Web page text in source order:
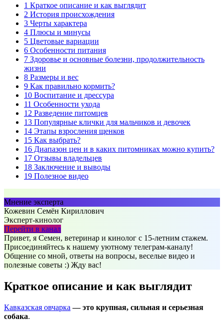
1 Краткое описание и как выглядит
2 История происхождения
3 Черты характера
4 Плюсы и минусы
5 Цветовые вариации
6 Особенности питания
7 Здоровье и основные болезни, продолжительность
жизни
8 Размеры и вес
9 Как правильно кормить?
10 Воспитание и дрессура
11 Особенности ухода
12 Разведение питомцев
13 Популярные клички для мальчиков и девочек
14 Этапы взросления щенков
15 Как выбрать?
16 Диапазон цен и в каких питомниках можно купить?
17 Отзывы владельцев
18 Заключение и выводы
19 Полезное видео
Мнение эксперта
Кожевин Семён Кириллович
Эксперт-кинолог
Перейти в канал
Привет, я Семен, ветеринар и кинолог с 15-летним стажем.
Присоединяйтесь к нашему уютному телеграм-каналу!
Общение со мной, ответы на вопросы, веселые видео и
полезные советы :) Жду вас!
Краткое описание и как выглядит
Кавказская овчарка — это крупная, сильная и серьезная
собака.